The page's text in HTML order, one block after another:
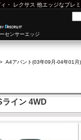
・ レクサス 他エッジなプレ
センサーエッジ
A4アバント(03年09月-04年01月)
イン 4WD